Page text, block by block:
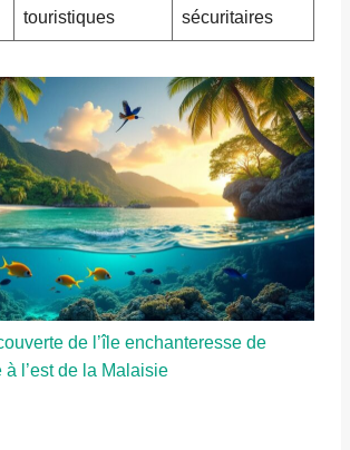
touristiques
sécuritaires
de l’île enchanteresse de
l’est de la Malaisie